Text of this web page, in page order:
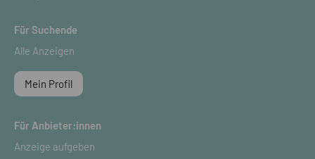
Für Suchende
Alle Anzeigen
Mein Profil
Für Anbieter:innen
Anzeige aufgeben